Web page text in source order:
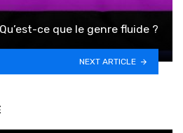
Qu’est-ce que le genre fluide ?
NEXT ARTICLE